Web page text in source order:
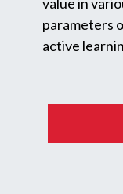
parameters
active